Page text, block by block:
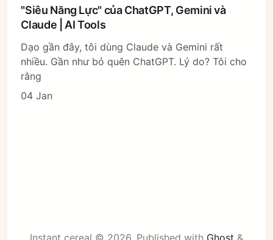
"Siêu Năng Lực" của ChatGPT, Gemini và
Claude | AI Tools
Dạo gần đây, tôi dùng Claude và Gemini rất
nhiều. Gần như bỏ quên ChatGPT. Lý do? Tôi cho
rằng
04 Jan
Instant cereal © 2026. Published with Ghost &